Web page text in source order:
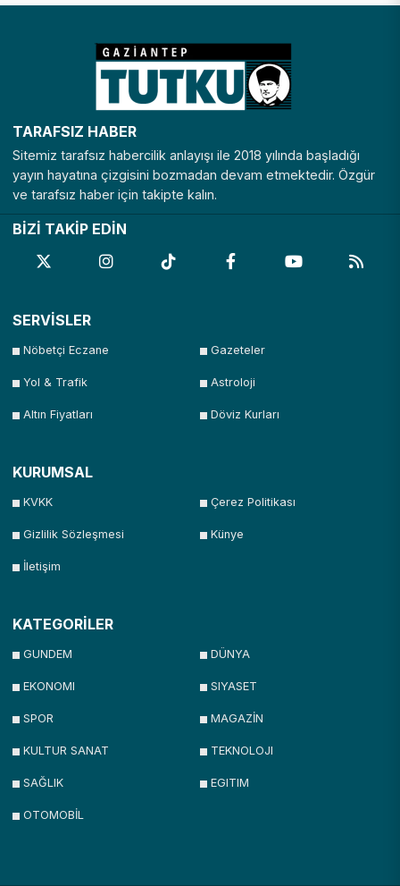
TARAFSIZ HABER
Sitemiz tarafsız habercilik anlayışı ile 2018 yılında başladığı
yayın hayatına çizgisini bozmadan devam etmektedir. Özgür
ve tarafsız haber için takipte kalın.
BİZİ TAKİP EDİN
SERVİSLER
Nöbetçi Eczane Gazeteler
Yol & Trafik Astroloji
Altın Fiyatları Döviz Kurları
KURUMSAL
KVKK Çerez Politikası
Gizlilik Sözleşmesi Künye
İletişim
KATEGORİLER
GUNDEM DÜNYA
EKONOMI SIYASET
SPOR MAGAZİN
KULTUR SANAT TEKNOLOJI
SAĞLIK EGITIM
OTOMOBİL